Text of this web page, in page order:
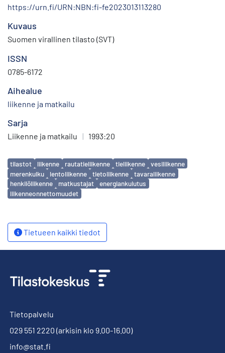
https://urn.fi/URN:NBN:fi-fe2023013113280
Kuvaus
Suomen virallinen tilasto (SVT)
ISSN
0785-6172
Aihealue
liikenne ja matkailu
Sarja
Liikenne ja matkailu | 1993:20
Avainsanat
tilastot liikenne rautatieliikenne tieliikenne
vesiliikenne
merenkulku
lentoliikenne tietoliikenne
tavaraliikenne
henkilöliikenne
matkustajat
energiankulutus
liikenneonnettomuudet
Tietueen kaikki tiedot
Tietopalvelu
029 551 2220 (arkisin klo 9.00-16.00)
info@stat.fi